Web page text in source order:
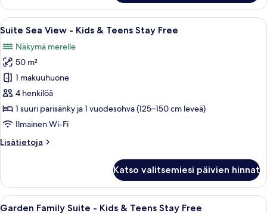
-
Kids
&
Stay
Free
Avaa
kaikki
huonetyypin
Suite
Sea
View
-
Kids
Teens
kuvat
Moderni hotellihuone, jossa on
9
Suite Sea View - Kids & Teens Stay Free
Näkymä merelle
50 m²
1 makuuhuone
4 henkilöä
1 suuri parisänky ja 1 vuodesohva (125–150 cm leveä)
Ilmainen Wi-Fi
Lisätietoja
Lisätietoja
View
Kids
Katso valitsemiesi päivien hinnat
Avaa
Moderni olohuone, jossa on sohva,
7
Garden Family Suite - Kids & Teens Stay Free